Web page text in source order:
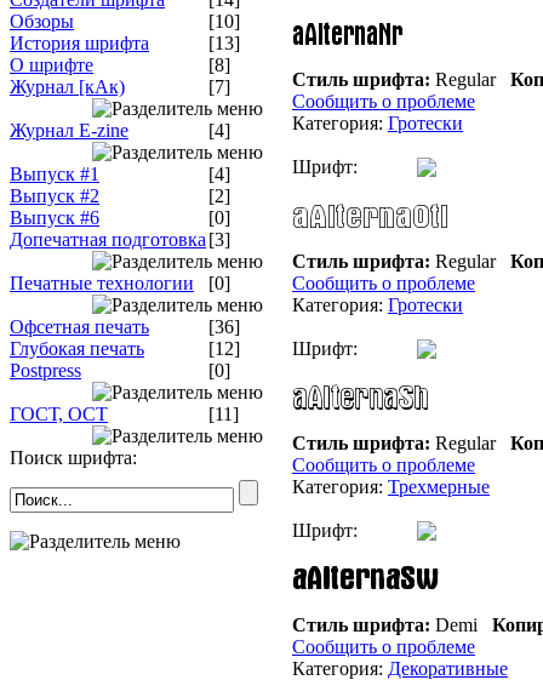
Обзоры
[10]
История шрифта
[13]
О шрифте
[8]
Журнал [кАк)
[7]
Журнал E-zine [4]
Выпуск #1
[4]
Выпуск #2
[2]
Выпуск #6
[0]
Допечатная подготовка [3]
Печатные технологии [0]
Офсетная печать
[36]
Глубокая печать
[12]
Postpress
[0]
ГОСТ, ОСТ [11]
Поиск шрифта:
Стиль шрифта: Regular
Сообщить о проблеме
Категория: Гротески
Шрифт:
Стиль шрифта: Regular
Сообщить о проблеме
Категория: Гротески
Шрифт:
Стиль шрифта: Regular
Сообщить о проблеме
Категория: Трехмерные
Шрифт:
Стиль шрифта: Demi
Сообщить о проблеме
Категория: Декоративные